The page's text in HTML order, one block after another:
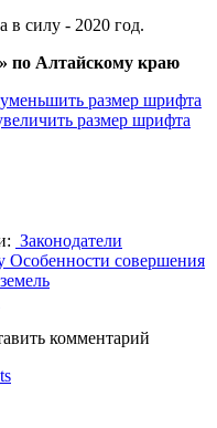
в силу - 2020 год.
Алтайскому краю
Законодатели
Особенности совершения
комментарий